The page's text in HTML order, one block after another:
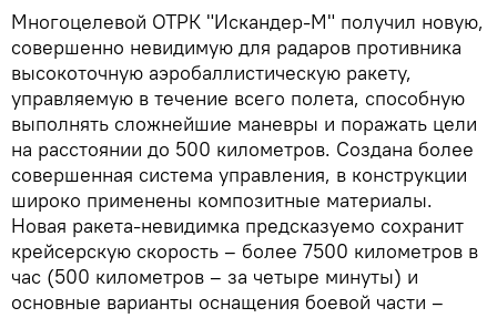
Многоцелевой ОТРК "Искандер-М" получил новую,
совершенно невидимую для радаров противника
высокоточную аэробаллистическую ракету,
управляемую в течение всего полета, способную
выполнять сложнейшие маневры и поражать цели
на расстоянии до 500 километров. Создана более
совершенная система управления, в конструкции
широко применены композитные материалы.
Новая ракета-невидимка предсказуемо сохранит
крейсерскую скорость – более 7500 километров в
час (500 километров – за четыре минуты) и
основные варианты оснащения боевой части –